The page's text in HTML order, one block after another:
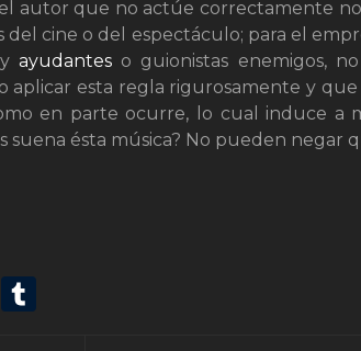
el autor que no actúe correctamente
del cine o del espectáculo; para el
yayudantes o guionistas enemigos,
aplicar esta regla rigurosamente y
en parte ocurre, lo cual induce a
suena ésta música? No pueden negar
LinkedIn